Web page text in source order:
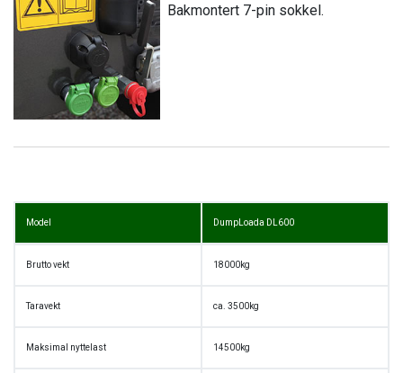
Bakmontert 7-pin sokkel.
Model DumpLoada DL600
Brutto vekt 18000kg
Taravekt ca. 3500kg
Maksimal nyttelast 14500kg